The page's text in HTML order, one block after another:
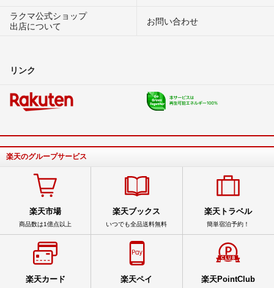
ラクマ公式ショップ
出店について
お問い合わせ
リンク
楽天のグループサービス
楽天市場
商品数は1億点以上
楽天ブックス
いつでも全品送料無料
楽天トラベル
簡単宿泊予約！
楽天カード 楽天ペイ 楽天PointClub